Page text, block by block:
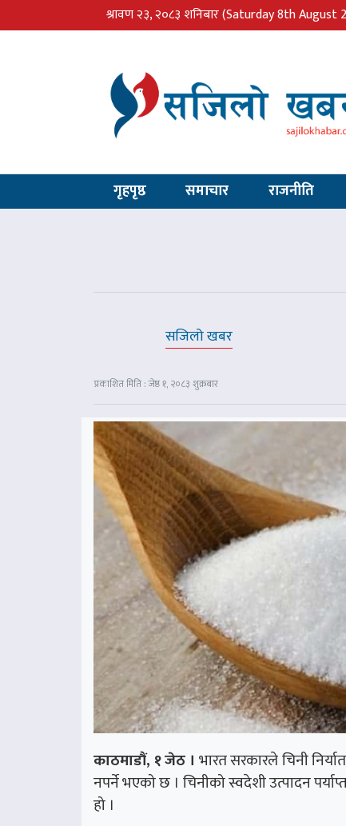
श्रावण २३, २०८३ शनिबार(Saturday 8th August
गृहपृष्ठ समाचार राजनीति
सजिलो खबर
प्रकाशित मिति : जेष्ठ १, २०८३ शुक्रबार
काठमाडौं, १ जेठ । भारत सरकारले चिनी
नपर्ने भएको छ । चिनीको स्वदेशी उत्पादन
हो ।